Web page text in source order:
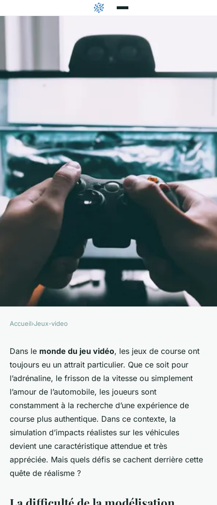
Quels sont les défis de la
création d'un jeu de course
avec des impacts réalistes sur
les véhicules?
Soline•23 septembre 2024 •6 min de lecture
Accueil›Jeux-video
Dans le monde du jeu vidéo, les jeux de course ont
toujours eu un attrait particulier. Que ce soit pour
l’adrénaline, le frisson de la vitesse ou simplement
l’amour de l’automobile, les joueurs sont
constamment à la recherche d’une expérience de
course plus authentique. Dans ce contexte, la
simulation d’impacts réalistes sur les véhicules
devient une caractéristique attendue et très
appréciée. Mais quels défis se cachent derrière cette
quête de réalisme ?